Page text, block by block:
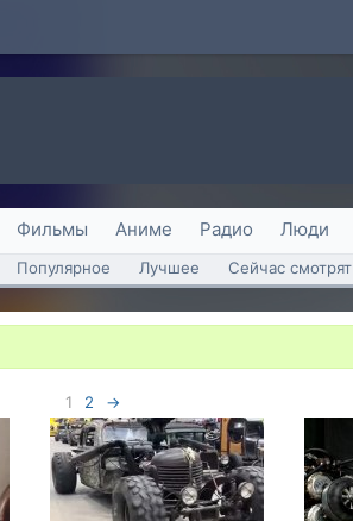
Фильмы Аниме Радио Люди
Популярное Лучшее Сейчас смотрят
1 2 →